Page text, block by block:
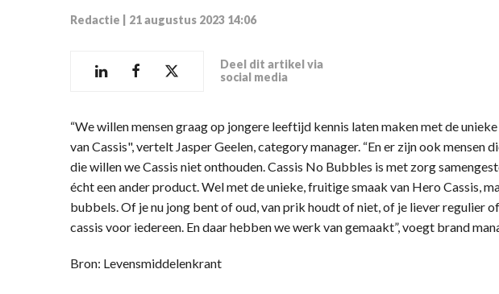
Redactie 21 augustus 2023 14:06
Deel dit artikel via
social media
“We willen mensen graag op jongere leeftijd kennis laten maken met de
van Cassis", vertelt Jasper Geelen, category manager. “En er zijn ook mensen
die willen we Cassis niet onthouden. Cassis No Bubbles is met zorg
écht een ander product. Wel met de unieke, fruitige smaak van Hero Cassis,
bubbels. Of je nu jong bent of oud, van prik houdt of niet, of je liever regulier
cassis voor iedereen. En daar hebben we werk van gemaakt”, voegt brand
Bron: Levensmiddelenkrant